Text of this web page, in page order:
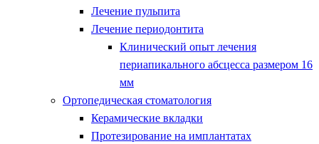
Лечение пульпита
Лечение периодонтита
Клинический опыт лечения
периапикального абсцесса размером 16
мм
Ортопедическая стоматология
Керамические вкладки
Протезирование на имплантатах